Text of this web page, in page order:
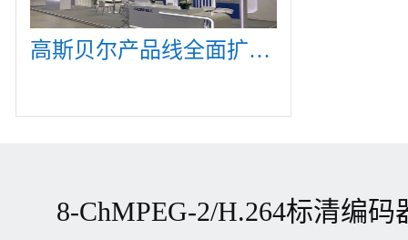
高斯贝尔产品线全面扩展，众多新产品亮相CommunicAsia 2019
8-ChMPEG-2/H.264标清编码